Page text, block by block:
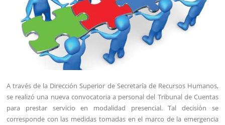
A través de la Dirección Superior de Secretaría de Recursos Humanos,
se realizó una nueva convocatoria a personal del Tribunal de Cuentas
para prestar servicio en modalidad presencial. Tal decisión se
corresponde con las medidas tomadas en el marco de la emergencia